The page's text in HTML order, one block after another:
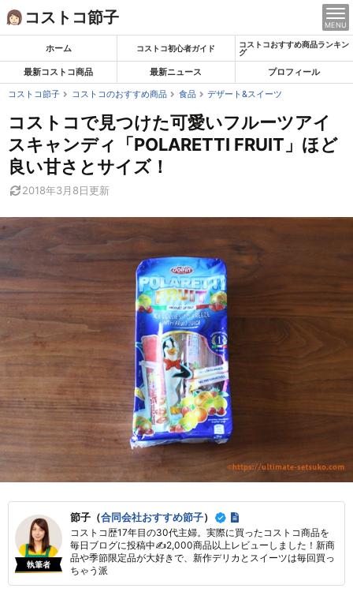
Skip
to
コストコ節子 MENU
ホーム コストコ初心者ガイド
コストコおすすめ商品ランキン
グ
最新コストコ商品 最新ニュース
プロフィール
コストコ節子
コストコのおすすめ商品 食品 デザート&スイーツ
コストコで見つけた可愛いフルーツアイ
スキャンディ「POLARETTI FRUIT」ほど
良い甘さとサイズ！
2018年3月8日更新
執筆者
節子（合同会社おすすめ節子）
コストコ歴17年目の30代主婦。実際に買ったコストコ商品を
毎日ブログに投稿中✍2,000商品以上レビューしました！新商
品や季節限定品が大好きで、新作デリカとスイーツは毎回買っ
ちゃう派